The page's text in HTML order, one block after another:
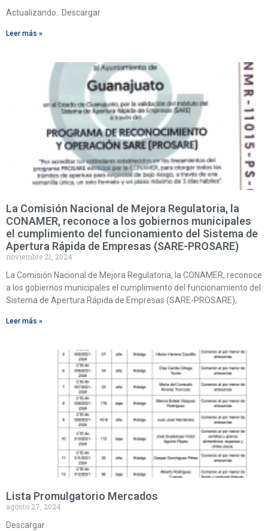
Actualizando.. Descargar
Leer más »
La Comisión Nacional de Mejora Regulatoria, la
CONAMER, reconoce a los gobiernos municipales
el cumplimiento del funcionamiento del Sistema de
Apertura Rápida de Empresas (SARE-PROSARE)
noviembre 21, 2024
La Comisión Nacional de Mejora Regulatoria, la CONAMER, reconoce
a los gobiernos municipales el cumplimiento del funcionamiento del
Sistema de Apertura Rápida de Empresas (SARE-PROSARE),
Leer más »
Lista Promulgatorio Mercados
agosto 27, 2024
Descargar